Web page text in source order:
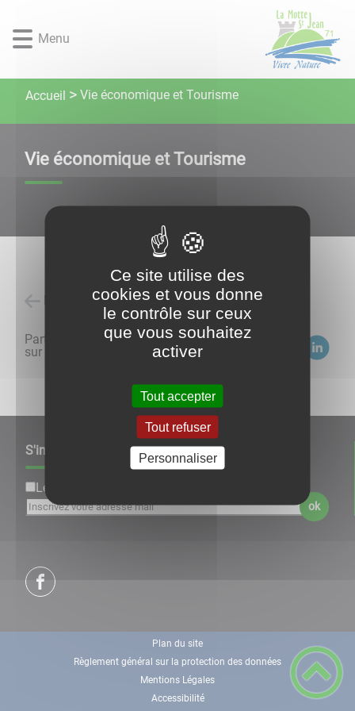
d'accès
rapide
menu
d'accès
rapide
contenu
principal
d'accès
rapide
la
recherche
d'accès
rapide
pied
Menu
Accueil Vie économique et Tourisme
Vie économique et Tourisme
Retour à l'accueil
Partagez
sur :
S'inscrire à notre newsletter
Lettre d'information par défaut
ok
Plan du site
Règlement général sur la protection des données
Mentions Légales
Accessibilité
Ce site utilise des
cookies et vous donne
le contrôle sur ceux
que vous souhaitez
activer
Tout accepter
Tout refuser
Personnaliser